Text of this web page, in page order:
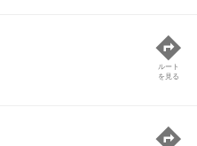
ルート
を見る